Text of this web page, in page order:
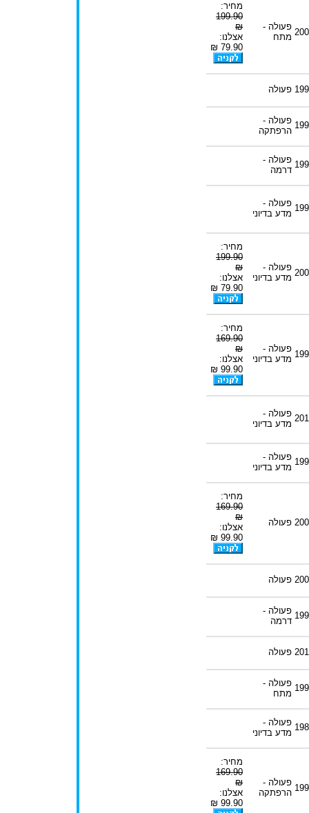
פעולה -
מתח
מחיר:
199.90
₪
אצלנו:
79.90 ₪
פעולה
פעולה -
הרפתקה
פעולה -
דרמה
פעולה -
מדע בדיוני
פעולה -
מדע בדיוני
מחיר:
199.90
₪
אצלנו:
79.90 ₪
פעולה -
מדע בדיוני
מחיר:
169.90
₪
אצלנו:
99.90 ₪
פעולה -
מדע בדיוני
פעולה -
מדע בדיוני
פעולה
מחיר:
169.90
₪
אצלנו:
99.90 ₪
פעולה
פעולה -
דרמה
פעולה
פעולה -
מתח
פעולה -
מדע בדיוני
פעולה -
הרפתקה
מחיר:
169.90
₪
אצלנו:
99.90 ₪